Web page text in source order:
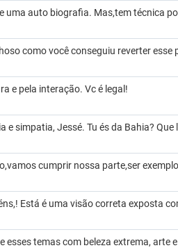
uma auto biografia. Mas,tem técnica
como você conseguiu reverter esse
e pela interação. Vc é legal!
e simpatia, Jessé. Tu és da Bahia? Que
cumprir nossa parte,ser
Está é uma visão correta exposta
esses temas com beleza extrema, arte